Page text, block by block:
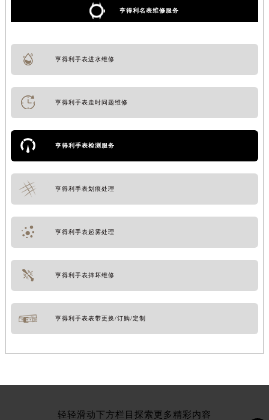
亨得利名表维修服务
亨得利手表进水维修
亨得利手表走时问题维修
亨得利手表检测服务
亨得利手表划痕处理
亨得利手表起雾处理
亨得利手表摔坏维修
亨得利手表表带更换/订购/定制
轻轻滑动下方栏目探索更多精彩内容